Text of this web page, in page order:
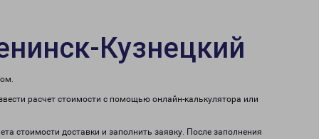
Кузнецкий
расчет стоимости с помощью онлайн-калькулятора или
стоимости доставки и заполнить заявку. После заполнения